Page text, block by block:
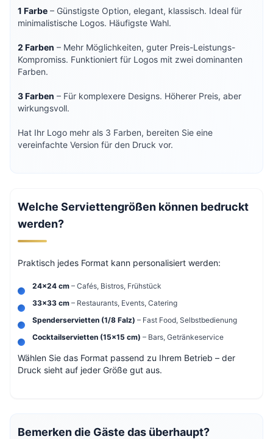
1 Farbe – Günstigste Option, elegant, klassisch. Ideal für
minimalistische Logos. Häufigste Wahl.
2 Farben – Mehr Möglichkeiten, guter Preis-Leistungs-
Kompromiss. Funktioniert für Logos mit zwei dominanten
Farben.
3 Farben – Für komplexere Designs. Höherer Preis, aber
wirkungsvoll.
Hat Ihr Logo mehr als 3 Farben, bereiten Sie eine
vereinfachte Version für den Druck vor.
Welche Serviettengrößen können bedruckt
werden?
Praktisch jedes Format kann personalisiert werden:
24×24 cm – Cafés, Bistros, Frühstück
33×33 cm – Restaurants, Events, Catering
Spenderservietten (1/8 Falz) – Fast Food, Selbstbedienung
Cocktailservietten (15×15 cm) – Bars, Getränkeservice
Wählen Sie das Format passend zu Ihrem Betrieb – der
Druck sieht auf jeder Größe gut aus.
Bemerken die Gäste das überhaupt?